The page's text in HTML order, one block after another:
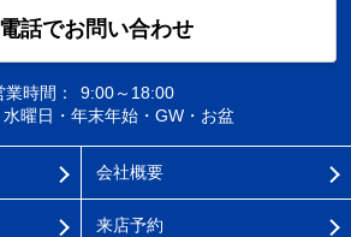
電話でお問い合わせ
業時間：
9:00～18:00
水曜日・年末年始・GW・お盆
会社概要
来店予約